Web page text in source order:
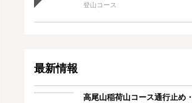
登山コース
最新情報
高尾山稲荷山コース通行止め・